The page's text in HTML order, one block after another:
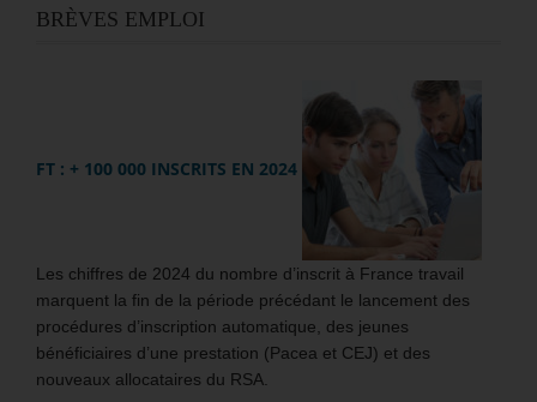
BRÈVES EMPLOI
FT : + 100 000 INSCRITS EN 2024
Les chiffres de 2024 du nombre d’inscrit à France travail
marquent la fin de la période précédant le lancement des
procédures d’inscription automatique, des jeunes
bénéficiaires d’une prestation (Pacea et CEJ) et des
nouveaux allocataires du RSA.